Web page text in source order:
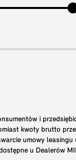
i
kwoty brutto
umowy
u Dealerów